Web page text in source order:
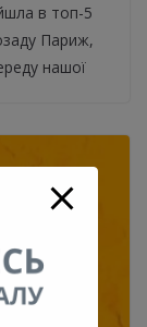
в топ-5
Париж,
нашої